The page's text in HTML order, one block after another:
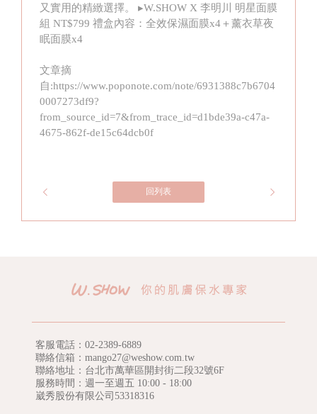
又實用的精緻選擇。 ▸W.SHOW X 李明川 明星面膜
組 NT$799 禮盒內容：全效保濕面膜x4＋薰衣草夜
眠面膜x4
文章摘
自:https://www.poponote.com/note/6931388c7b6704
0007273df9?
from_source_id=7&from_trace_id=d1bde39a-c47a-
4675-862f-de15c64dcb0f
回列表
客服電話： 02-2389-6889
聯絡信箱：mango27@weshow.com.tw
聯絡地址：台北市萬華區開封街二段32號6F
服務時間：週一至週五 10:00 - 18:00
崴秀股份有限公司53318316